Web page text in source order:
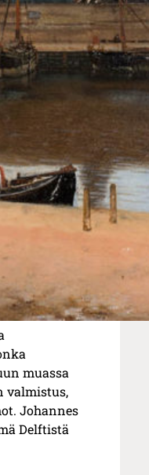
muassa
valmistus,
Johannes
Delftistä